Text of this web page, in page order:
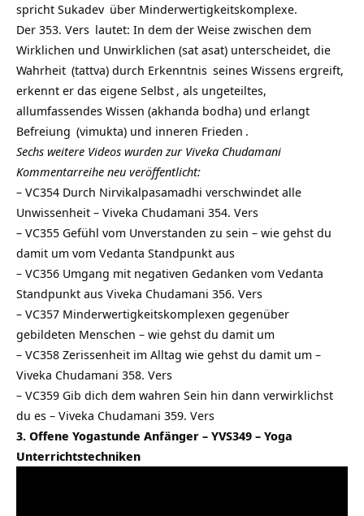
spricht Sukadev über Minderwertigkeitskomplexe.
Der 353. Vers lautet: In dem der Weise zwischen dem
Wirklichen und Unwirklichen (sat asat) unterscheidet, die
Wahrheit (tattva) durch Erkenntnis seines Wissens ergreift,
erkennt er das eigene Selbst , als ungeteiltes,
allumfassendes Wissen (akhanda bodha) und erlangt
Befreiung (vimukta) und inneren Frieden .
Sechs weitere Videos wurden zur Viveka Chudamani
Kommentarreihe neu veröffentlicht:
– VC354 Durch Nirvikalpasamadhi verschwindet alle
Unwissenheit – Viveka Chudamani 354. Vers
– VC355 Gefühl vom Unverstanden zu sein – wie gehst du
damit um vom Vedanta Standpunkt aus
– VC356 Umgang mit negativen Gedanken vom Vedanta
Standpunkt aus Viveka Chudamani 356. Vers
– VC357 Minderwertigkeitskomplexen gegenüber
gebildeten Menschen – wie gehst du damit um
– VC358 Zerissenheit im Alltag wie gehst du damit um –
Viveka Chudamani 358. Vers
– VC359 Gib dich dem wahren Sein hin dann verwirklichst
du es – Viveka Chudamani 359. Vers
3. Offene Yogastunde Anfänger – YVS349 – Yoga
Unterrichtstechniken